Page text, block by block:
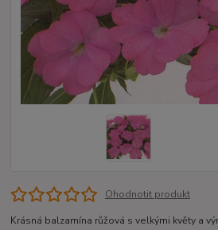
Ohodnotit produkt
Krásná balzamína růžová s velkými květy a